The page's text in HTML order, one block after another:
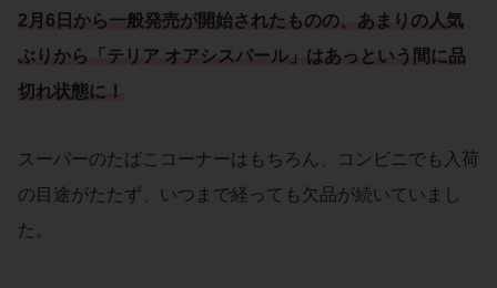
2月6日から一般発売が開始されたものの、あまりの人気
ぶりから「テリア オアシスパール」はあっという間に品
切れ状態に！
スーパーのたばこコーナーはもちろん、コンビニでも入荷
の目途がたたず、いつまで経っても欠品が続いていまし
た。